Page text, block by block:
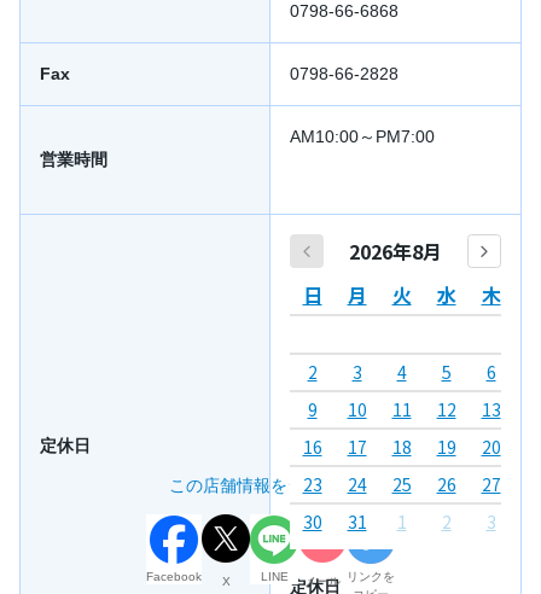
この店舗情報をシェアする
Facebook X LINE メール
リンクを
0798-66-6868
Fax 0798-66-2828
営業時間
AM10:00～PM7:00
定休日
2026年8月
日
月 火 水 木
2 3 4 5 6
9
10 11 12 13
16
17 18 19 20
23
24 25 26 27
30
31 1 2 3
定休日